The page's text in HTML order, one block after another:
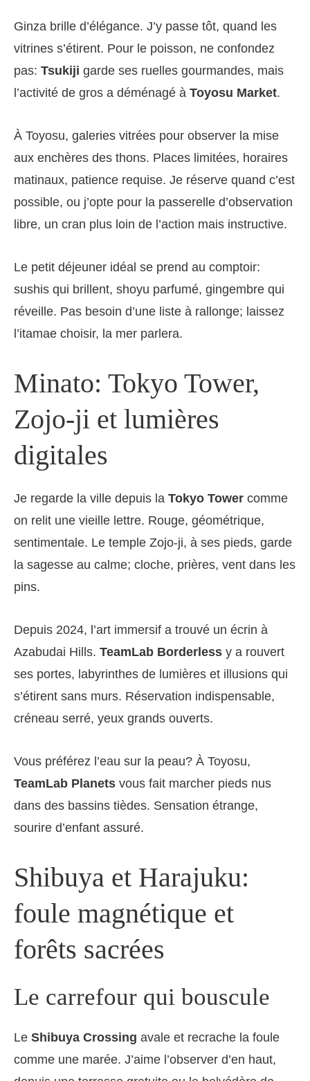
Ginza brille d’élégance. J’y passe tôt, quand les
vitrines s’étirent. Pour le poisson, ne confondez
pas: Tsukiji garde ses ruelles gourmandes, mais
l’activité de gros a déménagé à Toyosu Market.
À Toyosu, galeries vitrées pour observer la mise
aux enchères des thons. Places limitées, horaires
matinaux, patience requise. Je réserve quand c’est
possible, ou j’opte pour la passerelle d’observation
libre, un cran plus loin de l’action mais instructive.
Le petit déjeuner idéal se prend au comptoir:
sushis qui brillent, shoyu parfumé, gingembre qui
réveille. Pas besoin d’une liste à rallonge; laissez
l’itamae choisir, la mer parlera.
Minato: Tokyo Tower,
Zojo-ji et lumières
digitales
Je regarde la ville depuis la Tokyo Tower comme
on relit une vieille lettre. Rouge, géométrique,
sentimentale. Le temple Zojo-ji, à ses pieds, garde
la sagesse au calme; cloche, prières, vent dans les
pins.
Depuis 2024, l’art immersif a trouvé un écrin à
Azabudai Hills. TeamLab Borderless y a rouvert
ses portes, labyrinthes de lumières et illusions qui
s’étirent sans murs. Réservation indispensable,
créneau serré, yeux grands ouverts.
Vous préférez l’eau sur la peau? À Toyosu,
TeamLab Planets vous fait marcher pieds nus
dans des bassins tièdes. Sensation étrange,
sourire d’enfant assuré.
Shibuya et Harajuku:
foule magnétique et
forêts sacrées
Le carrefour qui bouscule
Le Shibuya Crossing avale et recrache la foule
comme une marée. J’aime l’observer d’en haut,